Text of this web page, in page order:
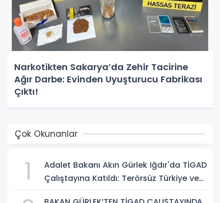
Narkotikten Sakarya’da Zehir Tacirine
Ağır Darbe: Evinden Uyuşturucu Fabrikası
Çıktı!
Çok Okunanlar
1
Adalet Bakanı Akın Gürlek Iğdır'da TİGAD
Çalıştayına Katıldı: Terörsüz Türkiye ve